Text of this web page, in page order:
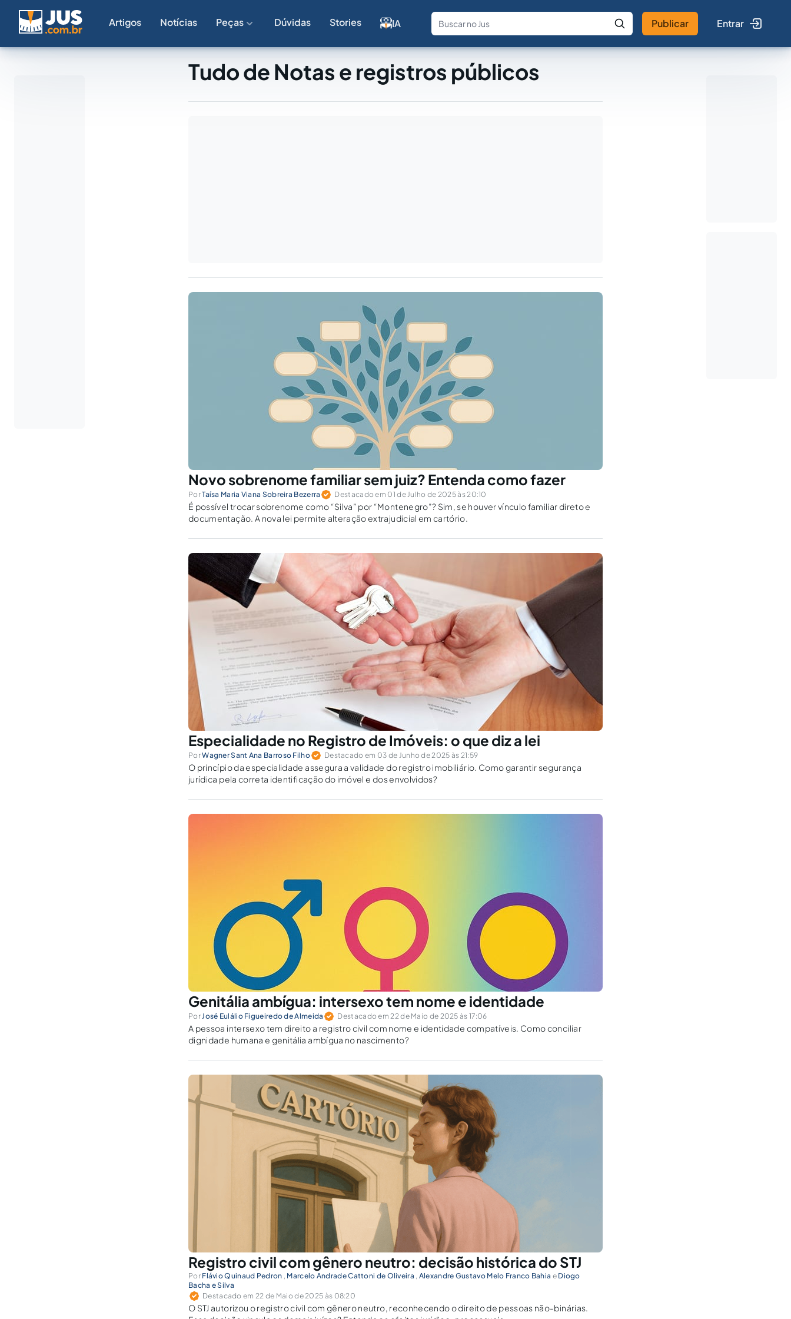
Artigos Notícias Peças Dúvidas Stories IA
Fale com a IA Buscar no Jus
Publicar Entrar
Tudo de Notas e registros públicos
Novo sobrenome familiar sem juiz? Entenda como fazer
PorTaísa Maria Viana Sobreira Bezerra Destacado em 01 de Julho de 2025 às 20:10
É possível trocar sobrenome como “Silva” por “Montenegro”? Sim, se houver vínculo familiar direto e
documentação. A nova lei permite alteração extrajudicial em cartório.
Especialidade no Registro de Imóveis: o que diz a lei
PorWagner Sant Ana Barroso Filho Destacado em 03 de Junho de 2025 às 21:59
O princípio da especialidade assegura a validade do registro imobiliário. Como garantir segurança
jurídica pela correta identificação do imóvel e dos envolvidos?
Genitália ambígua: intersexo tem nome e identidade
PorJosé Eulálio Figueiredo de Almeida Destacado em 22 de Maio de 2025 às 17:06
A pessoa intersexo tem direito a registro civil com nome e identidade compatíveis. Como conciliar
dignidade humana e genitália ambígua no nascimento?
Registro civil com gênero neutro: decisão histórica do STJ
Por Flávio Quinaud Pedron , Marcelo Andrade Cattoni de Oliveira , Alexandre Gustavo Melo Franco Bahia e Diogo
Bacha e Silva
Destacado em 22 de Maio de 2025 às 08:20
O STJ autorizou o registro civil com gênero neutro, reconhecendo o direito de pessoas não-binárias.